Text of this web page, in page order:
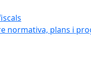
normativa, plans i